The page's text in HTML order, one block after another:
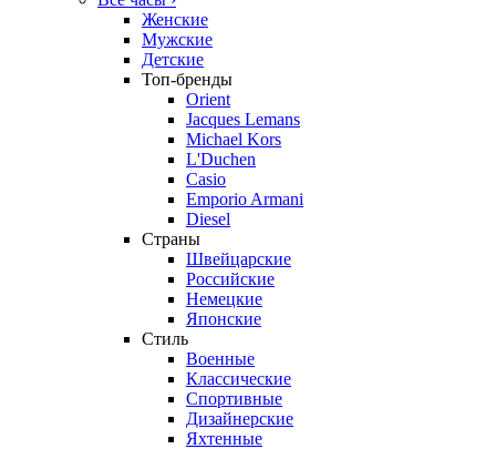
Женские
Мужские
Детские
Топ-бренды
Orient
Jacques Lemans
Michael Kors
L'Duchen
Casio
Emporio Armani
Diesel
Страны
Швейцарские
Российские
Немецкие
Японские
Стиль
Военные
Классические
Спортивные
Дизайнерские
Яхтенные